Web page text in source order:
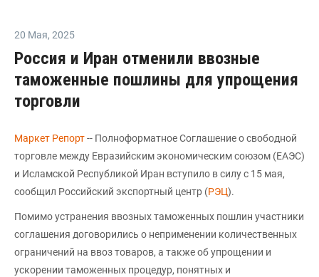
20 Мая, 2025
Россия и Иран отменили ввозные
таможенные пошлины для упрощения
торговли
Маркет Репорт-- Полноформатное Соглашение о свободной
торговле между Евразийским экономическим союзом (ЕАЭС)
и Исламской Республикой Иран вступило в силу с 15 мая,
сообщил Российский экспортный центр (РЭЦ).
Помимо устранения ввозных таможенных пошлин участники
соглашения договорились о неприменении количественных
ограничений на ввоз товаров, а также об упрощении и
ускорении таможенных процедур, понятных и